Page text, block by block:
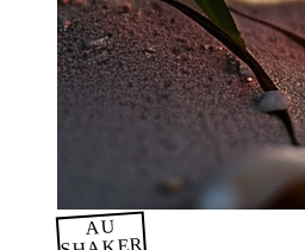
AU